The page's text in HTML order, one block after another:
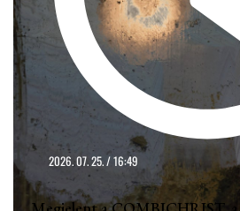
2026. 07. 25. / 16:49